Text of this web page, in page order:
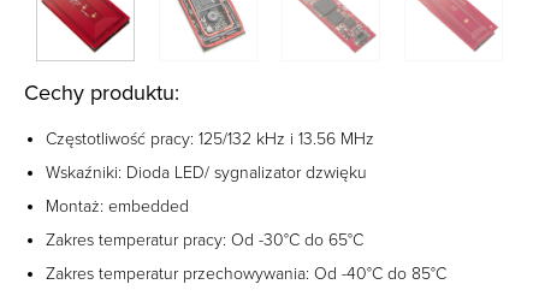
Cechy produktu:
Częstotliwość pracy: 125/132 kHz i 13.56 MHz
Wskaźniki: Dioda LED/ sygnalizator dzwięku
Montaż: embedded
Zakres temperatur pracy: Od -30°C do 65°C
Zakres temperatur przechowywania: Od -40°C do 85°C